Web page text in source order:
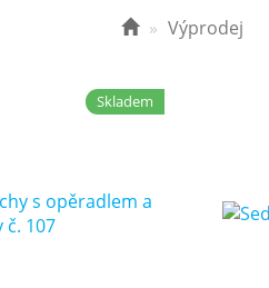
Výprodej
Skladem